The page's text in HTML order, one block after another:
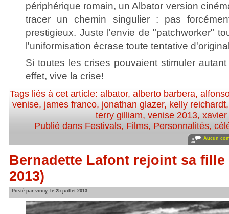
périphérique romain, un Albator version
tracer un chemin singulier : pas
prestigieux. Juste l'envie de "patchworker"
l'uniformisation écrase toute tentative
Si toutes les crises pouvaient stimuler
effet, vive la crise!
Tags liés à cet article: albator, alberto barbera,
venise, james franco, jonathan glazer, kelly reichardt
terry gilliam,venise 2013,
Publié dans Festivals, Films, Personnalités,
Aucun
Bernadette Lafont rejoint sa fille
2013)
Posté par vincy, le 25 juillet 2013